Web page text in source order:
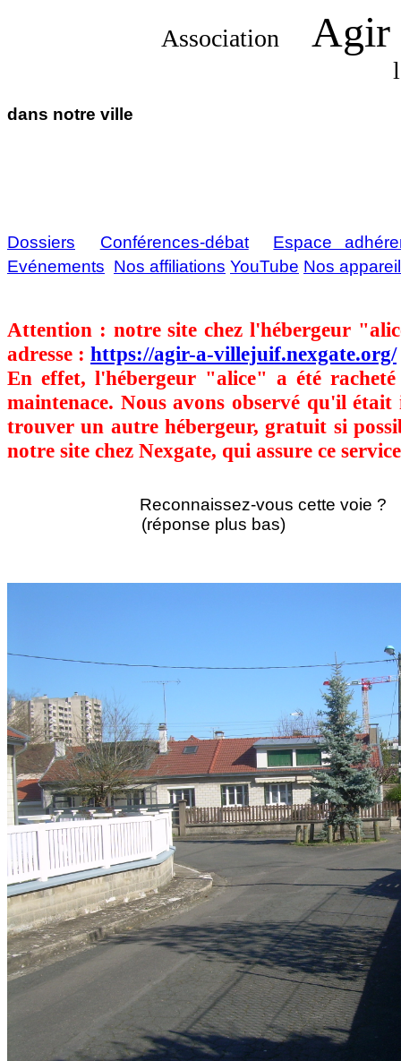
Association Agir
dans notre ville
Dossiers Conférences-débat
Espace
Evénements Nos affiliations YouTube Nos
Attention : notre site chez l'hébergeur
adresse : https://agir-a-villejuif.nexgate.org/
En effet, l'hébergeur "alice" a été
maintenace. Nous avons observé qu'il
trouver un autre hébergeur, gratuit si
notre site chez Nexgate, qui assure ce
Reconnaissez-vous cette voie ?
(réponse plus bas)